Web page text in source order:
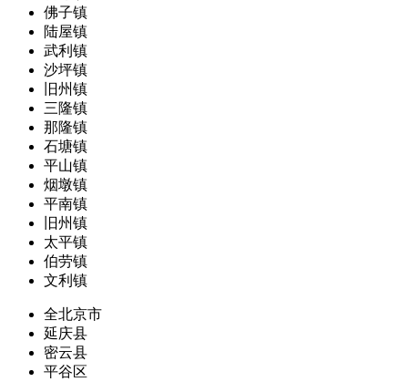
佛子镇
陆屋镇
武利镇
沙坪镇
旧州镇
三隆镇
那隆镇
石塘镇
平山镇
烟墩镇
平南镇
旧州镇
太平镇
伯劳镇
文利镇
全北京市
延庆县
密云县
平谷区